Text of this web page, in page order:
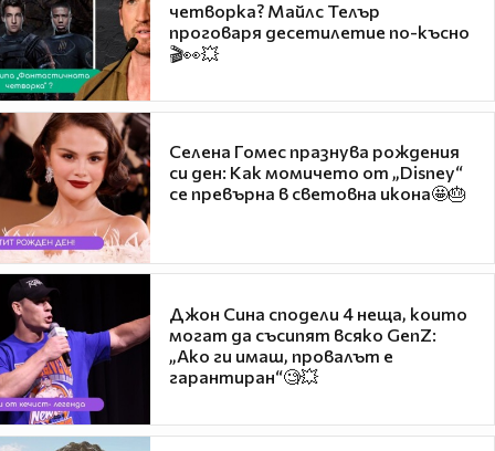
четворка? Майлс Телър
проговаря десетилетие по-късно
🎬👀💥
Селена Гомес празнува рождения
си ден: Как момичето от „Disney“
се превърна в световна икона🤩🎂
Джон Сина сподели 4 неща, които
могат да съсипят всяко GenZ:
„Ако ги имаш, провалът е
гарантиран“🧐💥